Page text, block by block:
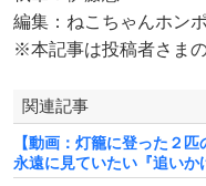
編集：ねこちゃんホン
※本記事は投稿者さま
関連記事
【動画：灯籠に登った２
永遠に見ていたい『追いか